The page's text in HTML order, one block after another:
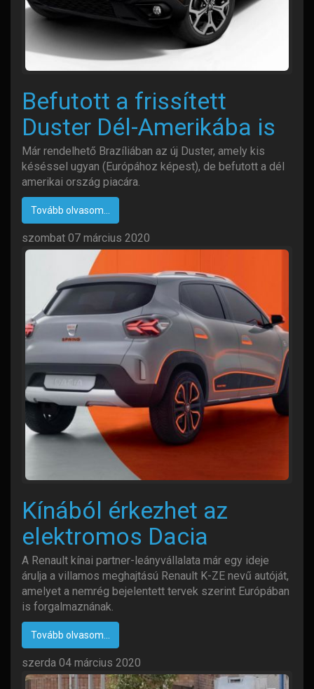
Befutott a frissített
Duster Dél-Amerikába is
Már rendelhető Brazíliában az új Duster, amely kis
késéssel ugyan (Európához képest), de befutott a dél
amerikai ország piacára.
Tovább olvasom...
szombat 07 március 2020
Kínából érkezhet az
elektromos Dacia
A Renault kínai partner-leányvállalata már egy ideje
árulja a villamos meghajtású Renault K-ZE nevű autóját,
amelyet a nemrég bejelentett tervek szerint Európában
is forgalmaznának.
Tovább olvasom...
szerda 04 március 2020